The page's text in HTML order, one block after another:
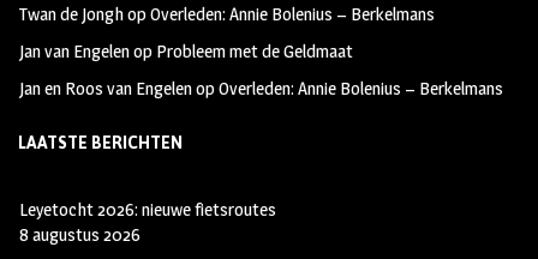
Twan de JonghopOverleden: Annie Bolenius – Berkelmans
Jan van Engelenop Probleem met de Geldmaat
Jan en Roos van EngelenopOverleden: Annie Bolenius – Berkelmans
LAATSTE BERICHTEN
Leyetocht 2026: nieuwe fietsroutes
8 augustus 2026